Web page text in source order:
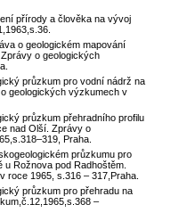
přírody a člověka na vývoj
o geologickém mapování
o geologických
průzkum pro vodní nádrž na
geologických výzkumech v
průzkum přehradního profilu
nad Olší. Zprávy o
Praha.
průzkumu pro
Rožnova pod Radhoštěm.
1965, s.316 – 317,Praha.
průzkum pro přehradu na
–